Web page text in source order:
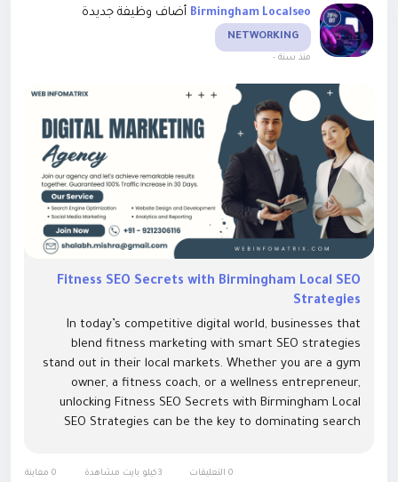
Birmingham Localseo أضاف وظيفة جديدة
NETWORKING
منذ سنة -
Fitness SEO Secrets with Birmingham Local SEO
Strategies
In today’s competitive digital world, businesses that
blend fitness marketing with smart SEO strategies
stand out in their local markets. Whether you are a gym
owner, a fitness coach, or a wellness entrepreneur,
unlocking Fitness SEO Secrets with Birmingham Local
SEO Strategies can be the key to dominating search
0 التعليقات 0 معاينة